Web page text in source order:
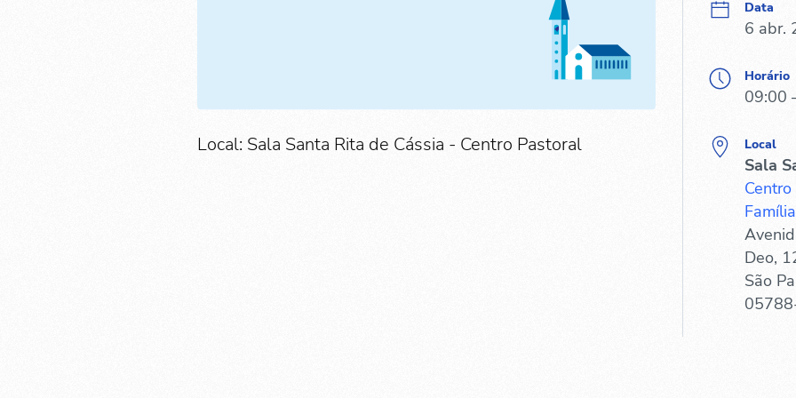
Local: Sala Santa Rita de Cássia - Centro Pastoral
Data
6 abr.
Horário
09:00
Local
Sala
Família
Deo,
São